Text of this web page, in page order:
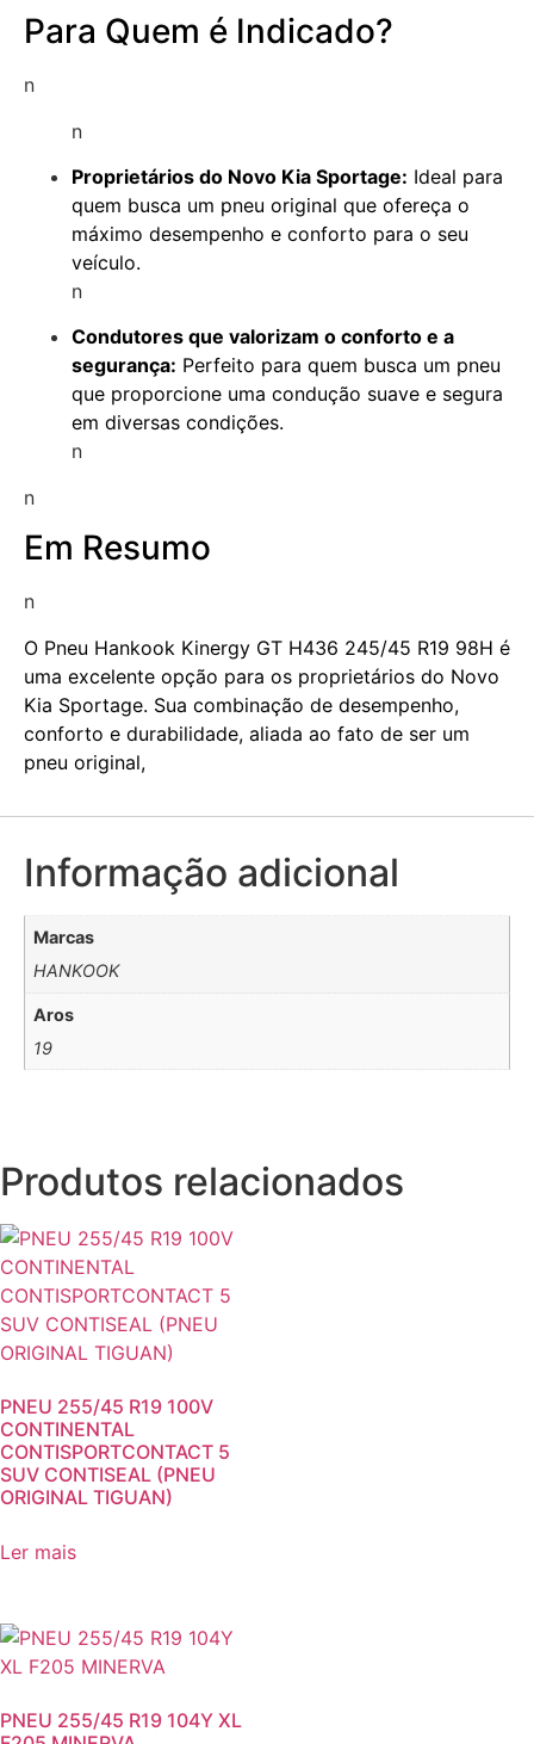
Para Quem é Indicado?
n
n
Proprietários do Novo Kia Sportage: Ideal para
quem busca um pneu original que ofereça o
máximo desempenho e conforto para o seu
veículo.
n
Condutores que valorizam o conforto e a
segurança: Perfeito para quem busca um pneu
que proporcione uma condução suave e segura
em diversas condições.
n
n
Em Resumo
n
O Pneu Hankook Kinergy GT H436 245/45 R19 98H é
uma excelente opção para os proprietários do Novo
Kia Sportage. Sua combinação de desempenho,
conforto e durabilidade, aliada ao fato de ser um
pneu original,
Informação adicional
Marcas
HANKOOK
Aros
19
Produtos relacionados
PNEU 255/45 R19 100V
CONTINENTAL
CONTISPORTCONTACT 5
SUV CONTISEAL (PNEU
ORIGINAL TIGUAN)
Ler mais
PNEU 255/45 R19 104Y XL